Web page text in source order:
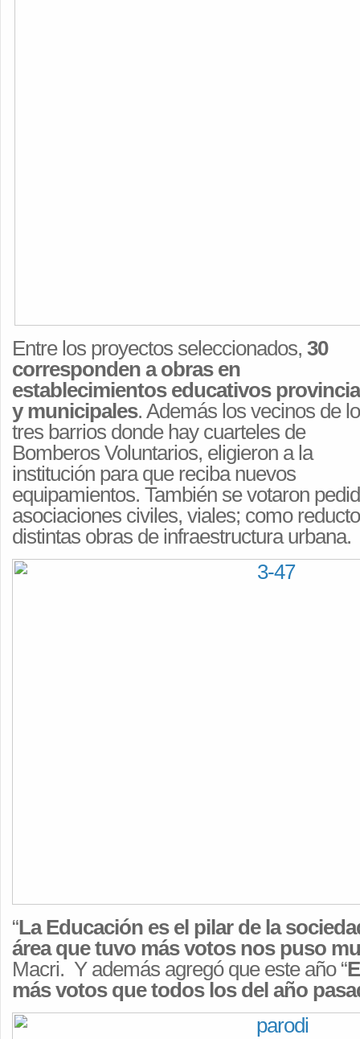
Entre los proyectos seleccionados, 30
corresponden a obras en
establecimientos educativos
y municipales. Además los vecinos de
tres barrios donde hay cuarteles de
Bomberos Voluntarios, eligieron a la
institución para que reciba nuevos
equipamientos. También se votaron
asociaciones civiles, viales; como
distintas obras de infraestructura urbana.
“La Educación es el pilar de la
área que tuvo más votos nos puso
Macri. Y además agregó que este año “
más votos que todos los del año